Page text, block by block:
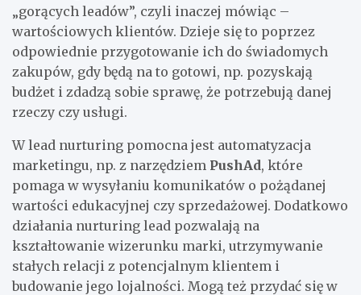
„gorących leadów”, czyli inaczej mówiąc –
wartościowych klientów. Dzieje się to poprzez
odpowiednie przygotowanie ich do świadomych
zakupów, gdy będą na to gotowi, np. pozyskają
budżet i zdadzą sobie sprawę, że potrzebują danej
rzeczy czy usługi.
W lead nurturing pomocna jest automatyzacja
marketingu, np. z narzędziem PushAd, które
pomaga w wysyłaniu komunikatów o pożądanej
wartości edukacyjnej czy sprzedażowej. Dodatkowo
działania nurturing lead pozwalają na
kształtowanie wizerunku marki, utrzymywanie
stałych relacji z potencjalnym klientem i
budowanie jego lojalności. Mogą też przydać się w